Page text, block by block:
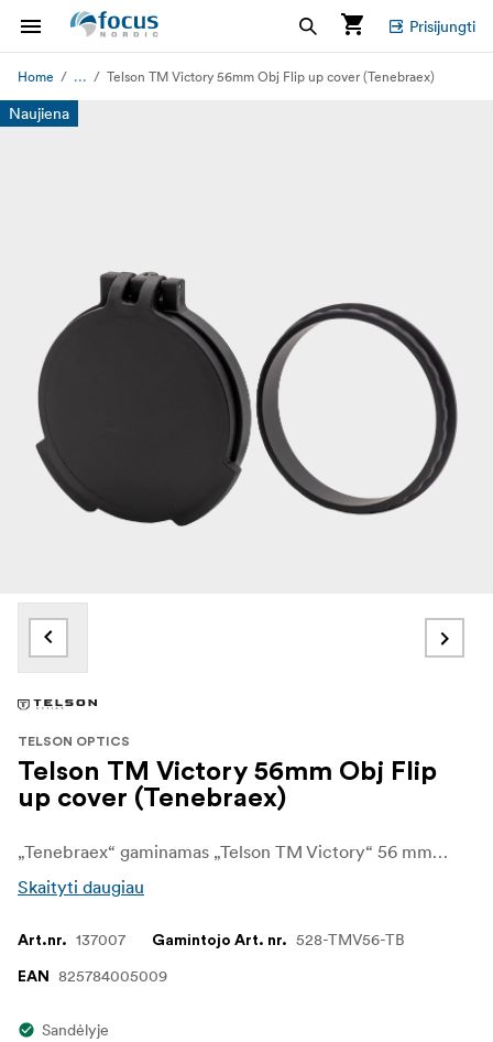
Prisijungti
Home ... Telson TM Victory 56mm Obj Flip up cover (Tenebraex)
Naujiena
TELSON OPTICS
Telson TM Victory 56mm Obj Flip
up cover (Tenebraex)
„Tenebraex“ gaminamas „Telson TM Victory“ 56 mm objektyvo atverčiamas dangtelis yra aukščiausios kokybės priekinio objektyvo dangtelis, sukurtas „Target Master Victory 5-32x56“ optiniam taikikliui. Jis užtikrina patikimą didelio 56 mm objektyvo apsaugą nuo dulkių, nešvarumų ir sudėtingų lauko sąlygų.
Skaityti daugiau
Art.nr. 137007 Gamintojo Art. nr. 528-TMV56-TB
EAN 825784005009
Sandėlyje